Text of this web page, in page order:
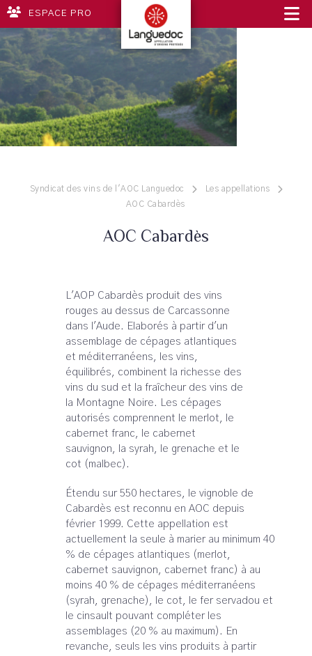
ESPACE PRO
Syndicat des vins de l'AOC Languedoc
Les appellations
AOC Cabardès
AOC Cabardès
L'AOP Cabardès produit des vins
rouges au dessus de Carcassonne
dans l'Aude. Elaborés à partir d'un
assemblage de cépages atlantiques
et méditerranéens, les vins,
équilibrés, combinent la richesse des
vins du sud et la fraîcheur des vins de
la Montagne Noire. Les cépages
autorisés comprennent le merlot, le
cabernet franc, le cabernet
sauvignon, la syrah, le grenache et le
cot (malbec).
Étendu sur 550 hectares, le vignoble de
Cabardès est reconnu en AOC depuis
février 1999. Cette appellation est
actuellement la seule à marier au minimum 40
% de cépages atlantiques (merlot,
cabernet sauvignon, cabernet franc) à au
moins 40 % de cépages méditerranéens
(syrah, grenache), le cot, le fer servadou et
le cinsault pouvant compléter les
assemblages (20 % au maximum). En
revanche, seuls les vins produits à partir